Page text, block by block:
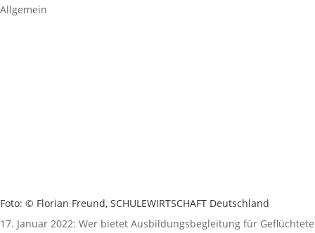
Allgemein
Foto: © Florian Freund, SCHULEWIRTSCHAFT Deutschland
17. Januar 2022: Wer bietet Ausbildungsbegleitung für Geflüchtete